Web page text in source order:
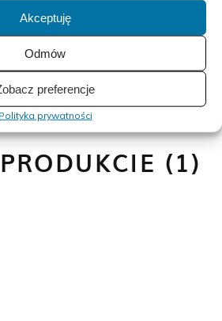
Akceptuję
Odmów
preferencje
Polityka prywatności
(1)